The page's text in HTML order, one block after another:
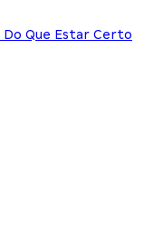
Do Que Estar Certo